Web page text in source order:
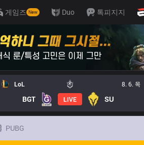
게임즈 New Duo 톡피지지
LoL 8. 6. 목
BGT LIVE SU
PUBG